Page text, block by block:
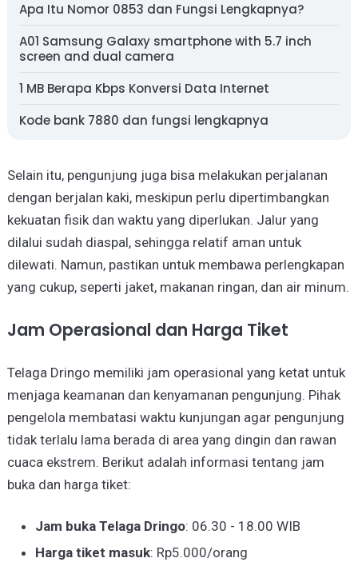
Apa Itu Nomor 0853 dan Fungsi Lengkapnya?
A01 Samsung Galaxy smartphone with 5.7 inch
screen and dual camera
1 MB Berapa Kbps Konversi Data Internet
Kode bank 7880 dan fungsi lengkapnya
Selain itu, pengunjung juga bisa melakukan perjalanan
dengan berjalan kaki, meskipun perlu dipertimbangkan
kekuatan fisik dan waktu yang diperlukan. Jalur yang
dilalui sudah diaspal, sehingga relatif aman untuk
dilewati. Namun, pastikan untuk membawa perlengkapan
yang cukup, seperti jaket, makanan ringan, dan air minum.
Jam Operasional dan Harga Tiket
Telaga Dringo memiliki jam operasional yang ketat untuk
menjaga keamanan dan kenyamanan pengunjung. Pihak
pengelola membatasi waktu kunjungan agar pengunjung
tidak terlalu lama berada di area yang dingin dan rawan
cuaca ekstrem. Berikut adalah informasi tentang jam
buka dan harga tiket:
Jam buka Telaga Dringo: 06.30 - 18.00 WIB
Harga tiket masuk: Rp5.000/orang